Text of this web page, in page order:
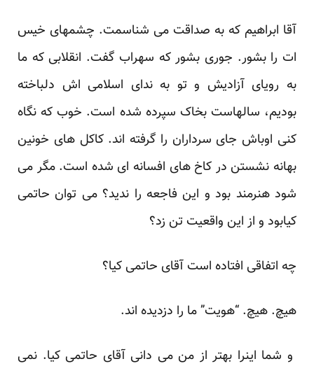
آقا ابراهیم که به صداقت می شناسمت. چشمهای خیس
ات را بشور. جوری بشور که سهراب گفت. انقلابی که ما
به رویای آزادیش و تو به ندای اسلامی اش دلباخته
بودیم، سالهاست بخاک سپرده شده است. خوب که نگاه
کنی اوباش جای سرداران را گرفته اند. کاکل های خونین
بهانه نشستن در کاخ های افسانه ای شده است. مگر می
شود هنرمند بود و این فاجعه را ندید؟ می توان حاتمی
کیابود و از این واقعیت تن زد؟
چه اتفاقی افتاده است آقای حاتمی کیا؟
هیچ. هیچ. “هویت” ما را دزدیده اند.
و شما اینرا بهتر از من می دانی آقای حاتمی کیا. نمی